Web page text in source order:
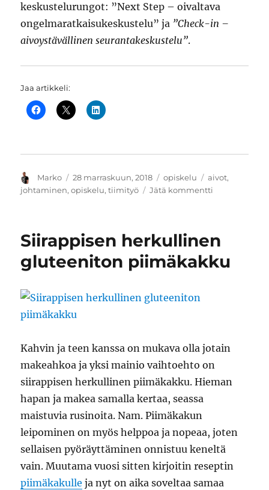
keskustelurungot: ”Next Step – oivaltava
ongelmaratkaisukeskustelu” ja ”Check-in –
aivoystävällinen seurantakeskustelu”.
Jaa artikkeli:
Kirjoittaja
Marko Julkaistu
28 marraskuun, 2018 Kategoriat
opiskelu Avainsanat
aivot,
johtaminen,opiskelu,tiimityö Jätä kommentti
tiimien
työssä,
Siirappisen herkullinen
gluteeniton piimäkakku
Kahvin ja teen kanssa on mukava olla jotain
makeahkoa ja yksi mainio vaihtoehto on
siirappisen herkullinen piimäkakku. Hieman
hapan ja makea samalla kertaa, seassa
maistuvia rusinoita. Nam. Piimäkakun
leipominen on myös helppoa ja nopeaa, joten
sellaisen pyöräyttäminen onnistuu keneltä
vain. Muutama vuosi sitten kirjoitin reseptin
piimäkakulle ja nyt on aika soveltaa samaa